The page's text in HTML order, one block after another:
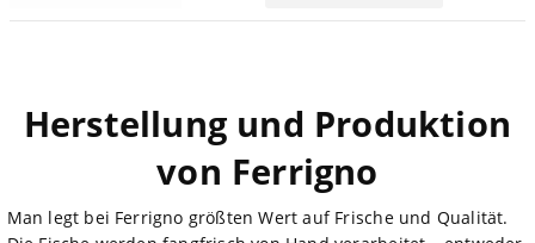
Herstellung und Produktion
von Ferrigno
Man legt bei Ferrigno größten Wert auf Frische und Qualität.